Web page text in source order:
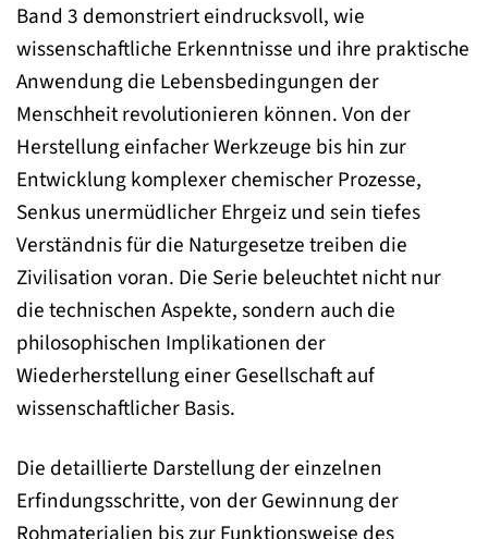
Band 3 demonstriert eindrucksvoll, wie
wissenschaftliche Erkenntnisse und ihre praktische
Anwendung die Lebensbedingungen der
Menschheit revolutionieren können. Von der
Herstellung einfacher Werkzeuge bis hin zur
Entwicklung komplexer chemischer Prozesse,
Senkus unermüdlicher Ehrgeiz und sein tiefes
Verständnis für die Naturgesetze treiben die
Zivilisation voran. Die Serie beleuchtet nicht nur
die technischen Aspekte, sondern auch die
philosophischen Implikationen der
Wiederherstellung einer Gesellschaft auf
wissenschaftlicher Basis.
Die detaillierte Darstellung der einzelnen
Erfindungsschritte, von der Gewinnung der